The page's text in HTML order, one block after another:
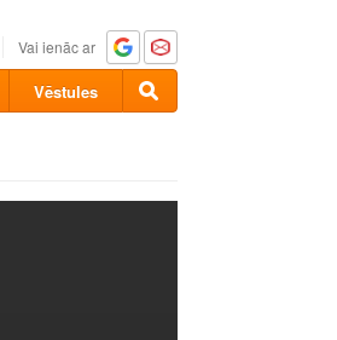
Vai ienāc ar
Vēstules